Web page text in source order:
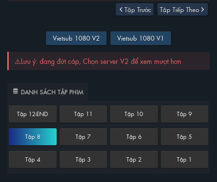
Tập Trước Tập Tiếp Theo
Vietsub 1080 V2 Vietsub 1080 V1
⚠️Lưu ý: đang đứt cáp, Chọn server V2 để xem mượt hơn
DANH SÁCH TẬP PHIM
Tập 12-END Tập 11 Tập 10 Tập 9
Tập 8 Tập 7 Tập 6 Tập 5
Tập 4 Tập 3 Tập 2 Tập 1